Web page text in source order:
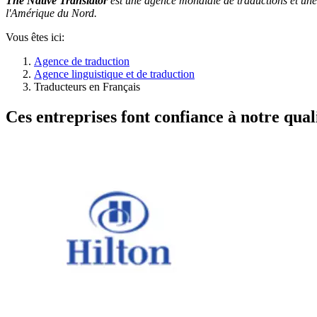
l'Amérique du Nord.
Vous êtes ici:
Agence de traduction
Agence linguistique et de traduction
Traducteurs en Français
Ces entreprises font confiance à notre